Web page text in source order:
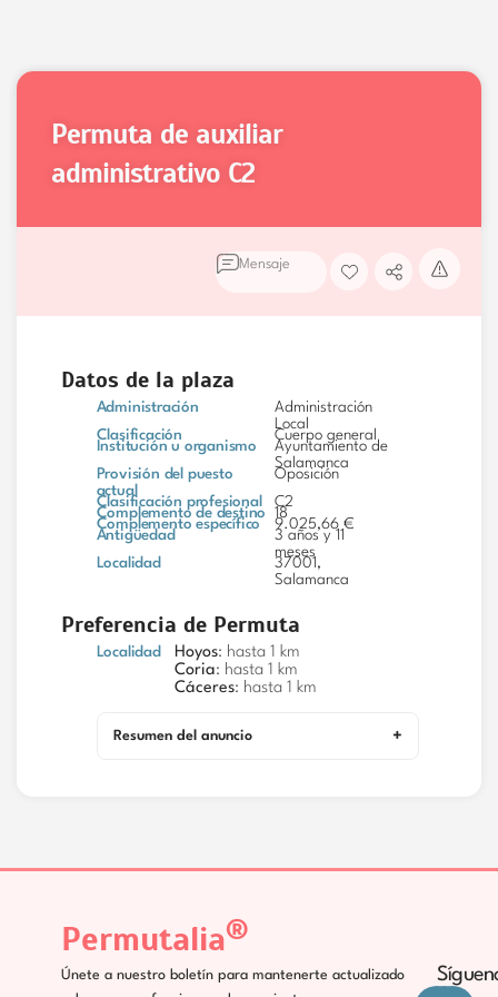
permuta de auxiliar
administrativo C2
Mensaje
Datos de la plaza
Administración
Administración
Local
Clasificación Cuerpo general
Institución u organismo
Ayuntamiento de
Salamanca
Provisión del puesto
actual
Oposición
Clasificación profesional
C2
Complemento de destino 18
Complemento específico 9.025,66 €
Antigüedad
3 años y 11
meses
Localidad
37001,
Salamanca
Preferencia de Permuta
Localidad Hoyos: hasta 1 km
Coria: hasta 1 km
Cáceres: hasta 1 km
Resumen del anuncio
Permutalia®
Únete a nuestro boletín para mantenerte actualizado